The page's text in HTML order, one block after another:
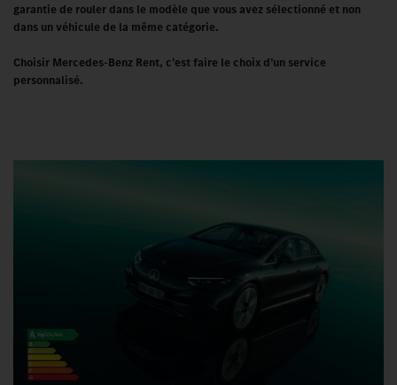
garantie de rouler dans le modèle que vous avez sélectionné et non
dans un véhicule de la même catégorie.
Choisir Mercedes-Benz Rent, c’est faire le choix d’un service
personnalisé.